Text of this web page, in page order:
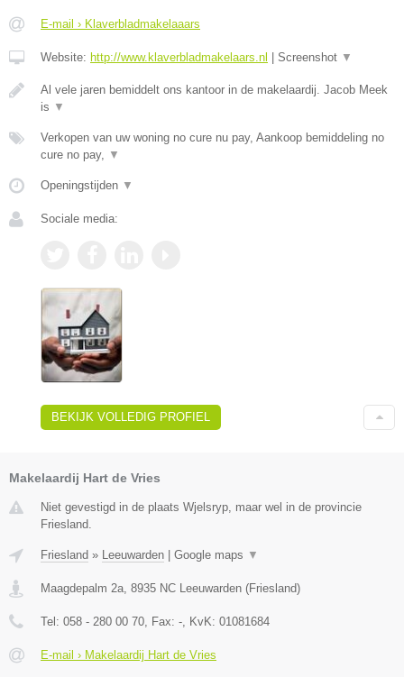
E-mail › Klaverbladmakelaaars
Website: http://www.klaverbladmakelaars.nl | Screenshot ▼
Al vele jaren bemiddelt ons kantoor in de makelaardij. Jacob Meek
is ▼
Verkopen van uw woning no cure nu pay, Aankoop bemiddeling no
cure no pay,
▼
Openingstijden ▼
Sociale media:
BEKIJK VOLLEDIG PROFIEL
Makelaardij Hart de Vries
Niet gevestigd in de plaats Wjelsryp, maar wel in de provincie
Friesland.
Friesland » Leeuwarden Google maps ▼
Maagdepalm 2a, 8935 NC Leeuwarden (Friesland)
Tel: 058 - 280 00 70, Fax: -, KvK: 01081684
E-mail › Makelaardij Hart de Vries